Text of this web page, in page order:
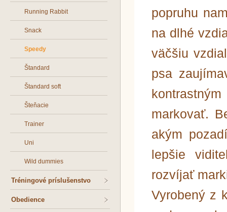
Running Rabbit
Snack
Speedy
Štandard
Štandard soft
Šteňacie
Trainer
Uni
Wild dummies
Tréningové príslušenstvo
Obedience
popruhu
na dlhé
väčšiu
psa
markovať.
akým
lepšie
rozvíjať
Vyrobený z